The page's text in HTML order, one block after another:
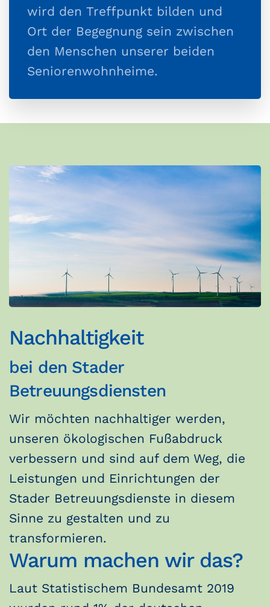
wird den Treffpunkt bilden und
Ort der Begegnung sein zwischen
den Menschen unserer beiden
Seniorenwohnheime.
Nachhaltigkeit
bei den Stader
Betreuungsdiensten
Wir möchten nachhaltiger werden,
unseren ökologischen Fußabdruck
verbessern und sind auf dem Weg, die
Leistungen und Einrichtungen der
Stader Betreuungsdienste in diesem
Sinne zu gestalten und zu
transformieren.
Warum machen wir das?
Laut Statistischem Bundesamt 2019